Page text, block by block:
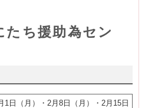
ち援助為セン
1日（月）・2月8日（月）・2月15日